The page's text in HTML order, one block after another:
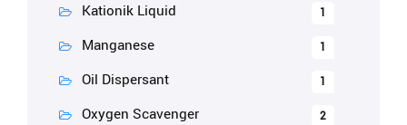
Kationik Liquid 1
Manganese 1
Oil Dispersant 1
Oxygen Scavenger 2